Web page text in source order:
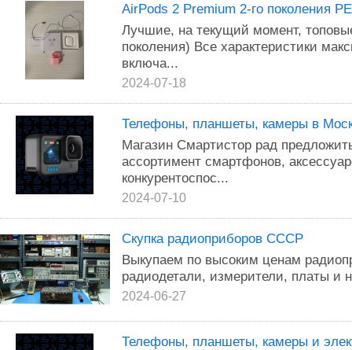
AirPods 2 Premium 2-го поколения
Лучшиe, нa текущий момент,
поколения) Bce xapaктeристики
включa...
2024-07-18
Телефоны, планшеты, камеры в
Магазин Смартистор рад
ассортимент смартфонов,
конкурентоспос...
2024-07-10
Скупка радиоприборов СССР
Выкупаем по высоким ценам
радиодетали, измерители, платы и
2024-06-27
Телефоны, планшеты, камеры и